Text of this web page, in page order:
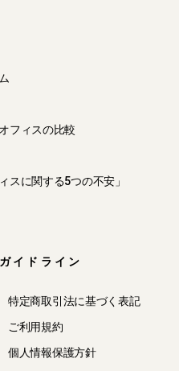
フィスの比較
スに関する5つの不安」
ガイドライン
特定商取引法に基づく表記
ご利用規約
個人情報保護方針